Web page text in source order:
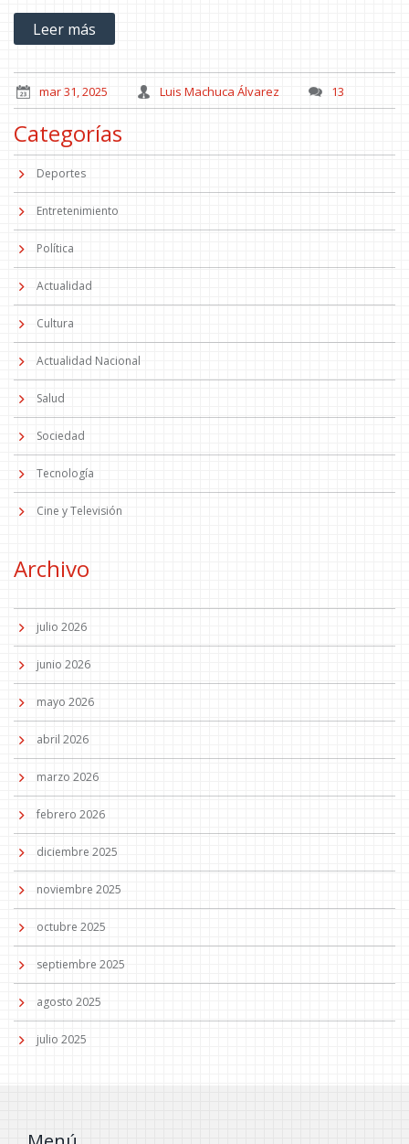
seguro SOAP y la tasación fiscal son obligatorios, con opciones
de pago en línea y presenciales.
Leer más
mar 31, 2025 Luis Machuca Álvarez 13
Categorías
Deportes
Entretenimiento
Política
Actualidad
Cultura
Actualidad Nacional
Salud
Sociedad
Tecnología
Cine y Televisión
Archivo
julio 2026
junio 2026
mayo 2026
abril 2026
marzo 2026
febrero 2026
diciembre 2025
noviembre 2025
octubre 2025
septiembre 2025
agosto 2025
julio 2025